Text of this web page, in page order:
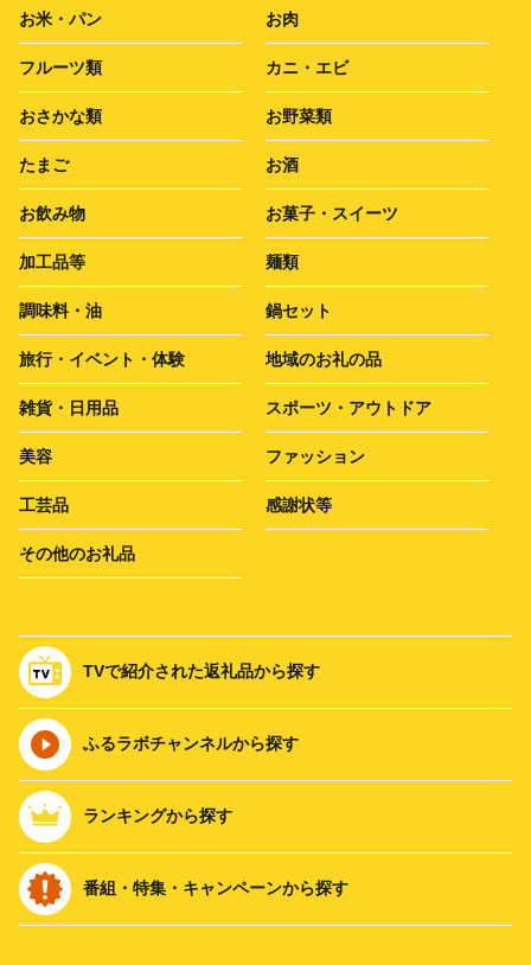
お米・パン お肉
フルーツ類 カニ・エビ
おさかな類 お野菜類
たまご お酒
お飲み物 お菓子・スイーツ
加工品等 麺類
調味料・油 鍋セット
旅行・イベント・体験 地域のお礼の品
雑貨・日用品 スポーツ・アウトドア
美容 ファッション
工芸品 感謝状等
その他のお礼品
TVで紹介された返礼品から探す
ふるラボチャンネルから探す
ランキングから探す
番組・特集・キャンペーンから探す